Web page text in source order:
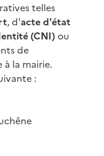
telles
, d'acte d'état
(CNI) ou
de
la mairie.
: